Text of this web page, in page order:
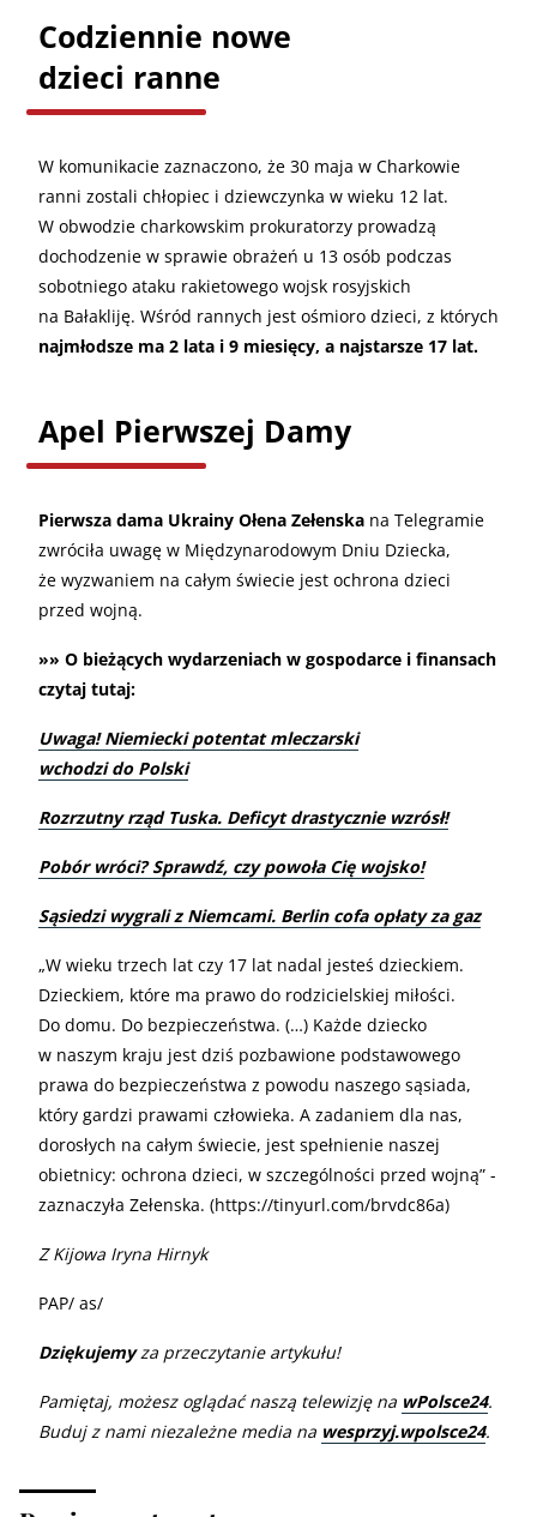
Codziennie nowe
dzieci ranne
W komunikacie zaznaczono, że 30 maja w Charkowie
ranni zostali chłopiec i dziewczynka w wieku 12 lat.
W obwodzie charkowskim prokuratorzy prowadzą
dochodzenie w sprawie obrażeń u 13 osób podczas
sobotniego ataku rakietowego wojsk rosyjskich
na Bałakliję. Wśród rannych jest ośmioro dzieci, z których
najmłodsze ma 2 lata i 9 miesięcy, a najstarsze 17 lat.
Apel Pierwszej Damy
Pierwsza dama Ukrainy Ołena Zełenska na Telegramie
zwróciła uwagę w Międzynarodowym Dniu Dziecka,
że wyzwaniem na całym świecie jest ochrona dzieci
przed wojną.
»» O bieżących wydarzeniach w gospodarce i finansach
czytaj tutaj:
Uwaga! Niemiecki potentat mleczarski
wchodzi do Polski
Rozrzutny rząd Tuska. Deficyt drastycznie wzrósł!
Pobór wróci? Sprawdź, czy powoła Cię wojsko!
Sąsiedzi wygrali z Niemcami. Berlin cofa opłaty za gaz
„W wieku trzech lat czy 17 lat nadal jesteś dzieckiem.
Dzieckiem, które ma prawo do rodzicielskiej miłości.
Do domu. Do bezpieczeństwa. (…) Każde dziecko
w naszym kraju jest dziś pozbawione podstawowego
prawa do bezpieczeństwa z powodu naszego sąsiada,
który gardzi prawami człowieka. A zadaniem dla nas,
dorosłych na całym świecie, jest spełnienie naszej
obietnicy: ochrona dzieci, w szczególności przed wojną” -
zaznaczyła Zełenska. (https://tinyurl.com/brvdc86a)
Z Kijowa Iryna Hirnyk
PAP/ as/
Dziękujemyza przeczytanie artykułu!
Pamiętaj, możesz oglądać naszą telewizję na wPolsce24.
Buduj z nami niezależne media na wesprzyj.wpolsce24.